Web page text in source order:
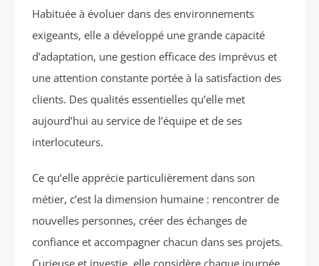
Habituée à évoluer dans des environnements
exigeants, elle a développé une grande capacité
d’adaptation, une gestion efficace des imprévus et
une attention constante portée à la satisfaction des
clients. Des qualités essentielles qu’elle met
aujourd’hui au service de l’équipe et de ses
interlocuteurs.
Ce qu’elle apprécie particulièrement dans son
métier, c’est la dimension humaine : rencontrer de
nouvelles personnes, créer des échanges de
confiance et accompagner chacun dans ses projets.
Curieuse et investie, elle considère chaque journée